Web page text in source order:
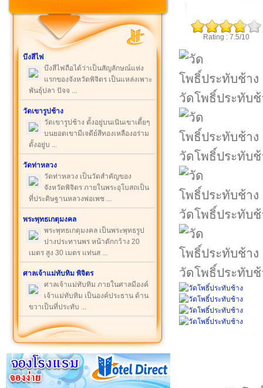
บึงสีไฟ
บึงสีไฟถือได้ว่าเป็นสัญลักษณ์แห่ง
แรกของจังหวัดพิจิตร เป็นแหล่งเพาะ
พันธุ์ปลา ปัจจ ...
วัดเขารูปช้าง
วัดเขารูปช้าง ตั้งอยู่บนเนินเขาเตี้ยๆ
บนยอดเขามีเจดีย์สีทองเหลืองอร่าม
ตั้งอยู่บ ...
วัดท่าหลวง
วัดท่าหลวง เป็นวัดสำคัญของ
จังหวัดพิจิตร ภายในพระอุโบสถเป็น
ที่ประดิษฐานหลวงพ่อเพช ...
พระพุทธเกตุมงคล
พระพุทธเกตุมงคล เป็นพระพุทธรูป
ปางประทานพร หน้าตักกว้าง 20
เมตร สูง 30 เมตร แท่นส ...
ศาลเจ้าแม่ทับทิม พิจิตร
ศาลเจ้าแม่ทับทิม ภายในศาลมีองค์
เจ้าแม่ทับทิม เป็นองค์ประธาน ด้าน
ขวาเป็นที่ประทับ ...
Rating : 7.5/10
วัดโพธิ์ประทับช้
วัดโพธิ์ประทับช้
วัดโพธิ์ประทับช้
วัดโพธิ์ประทับช้